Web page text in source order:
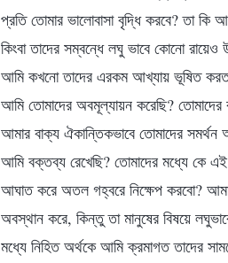
প্রতি তোমার ভালোবাসা বৃদ্ধি করবে? তা কি
কিংবা তাদের সম্বন্ধে লঘু ভাবে কোনো
আমি কখনো তাদের এরকম আখ্যায় ভূষিত
আমি তোমাদের অবমূল্যায়ন করেছি? তোমাদের
আমার বাক্য ঐকান্তিকভাবে তোমাদের সমর্থন
আমি বক্তব্য রেখেছি? তোমাদের মধ্যে কে
আঘাত করে অতল গহ্বরে নিক্ষেপ করবো?
অবস্থান করে, কিন্তু তা মানুষের বিষয়ে
মধ্যে নিহিত অর্থকে আমি ক্রমাগত তাদের